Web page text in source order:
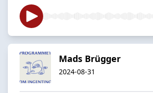
Mads Brügger
2024-08-31